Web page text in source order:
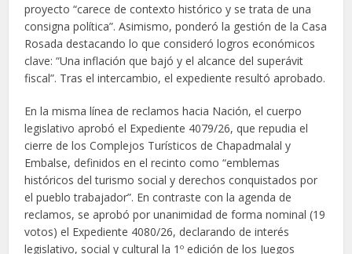
proyecto “carece de contexto histórico y se trata de una
consigna política”. Asimismo, ponderó la gestión de la Casa
Rosada destacando lo que consideró logros económicos
clave: “Una inflación que bajó y el alcance del superávit
fiscal”. Tras el intercambio, el expediente resultó aprobado.
En la misma línea de reclamos hacia Nación, el cuerpo
legislativo aprobó el Expediente 4079/26, que repudia el
cierre de los Complejos Turísticos de Chapadmalal y
Embalse, definidos en el recinto como “emblemas
históricos del turismo social y derechos conquistados por
el pueblo trabajador”. En contraste con la agenda de
reclamos, se aprobó por unanimidad de forma nominal (19
votos) el Expediente 4080/26, declarando de interés
legislativo, social y cultural la 1º edición de los Juegos